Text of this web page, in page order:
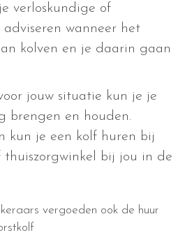
verloskundige of
wanneer het
kolven en je daarin gaan
jouw situatie kun je je
brengen en houden.
kun je een kolf huren bij
bij jou in de
vergoeden ook de huur